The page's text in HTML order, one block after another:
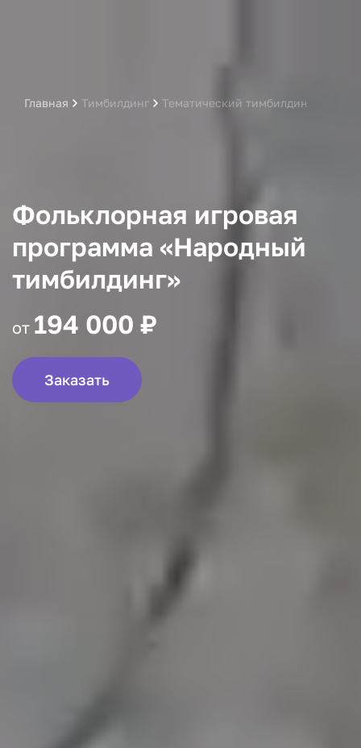
Главная Тимбилдинг Тематический тимбилдинг
Фольклорная игровая
программа «Народный
тимбилдинг»
от 194 000 ₽
Заказать